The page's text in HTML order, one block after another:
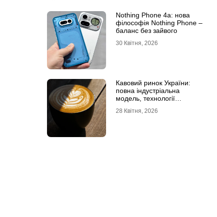
Nothing Phone 4a: нова
філософія Nothing Phone –
баланс без зайвого
30 Квітня, 2026
Кавовий ринок України:
повна індустріальна
модель, технології
споживчі тренди
28 Квітня, 2026